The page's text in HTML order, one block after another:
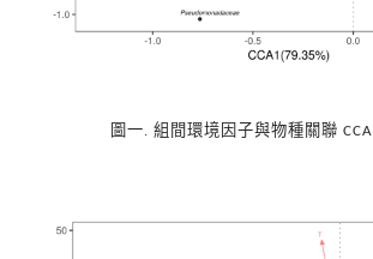
圖一. 組間環境因子與物種關聯 CCA